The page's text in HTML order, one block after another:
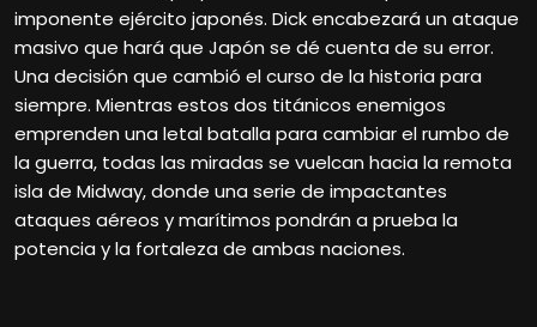
imponente ejército japonés. Dick encabezará un ataque
masivo que hará que Japón se dé cuenta de su error.
Una decisión que cambió el curso de la historia para
siempre. Mientras estos dos titánicos enemigos
emprenden una letal batalla para cambiar el rumbo de
la guerra, todas las miradas se vuelcan hacia la remota
isla de Midway, donde una serie de impactantes
ataques aéreos y marítimos pondrán a prueba la
potencia y la fortaleza de ambas naciones.